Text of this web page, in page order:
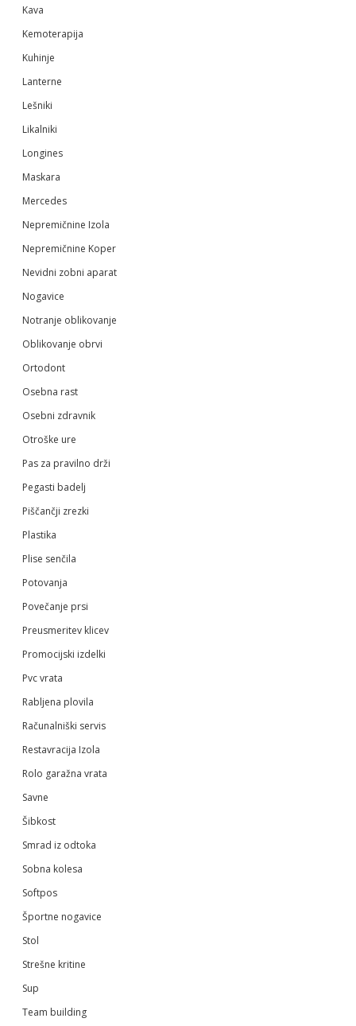
Kava
Kemoterapija
Kuhinje
Lanterne
Lešniki
Likalniki
Longines
Maskara
Mercedes
Nepremičnine Izola
Nepremičnine Koper
Nevidni zobni aparat
Nogavice
Notranje oblikovanje
Oblikovanje obrvi
Ortodont
Osebna rast
Osebni zdravnik
Otroške ure
Pas za pravilno drži
Pegasti badelj
Piščančji zrezki
Plastika
Plise senčila
Potovanja
Povečanje prsi
Preusmeritev klicev
Promocijski izdelki
Pvc vrata
Rabljena plovila
Računalniški servis
Restavracija Izola
Rolo garažna vrata
Savne
Šibkost
Smrad iz odtoka
Sobna kolesa
Softpos
Športne nogavice
Stol
Strešne kritine
Sup
Team building